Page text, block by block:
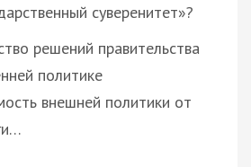
суверенитет»?
решений правительства
политике
внешней политики от